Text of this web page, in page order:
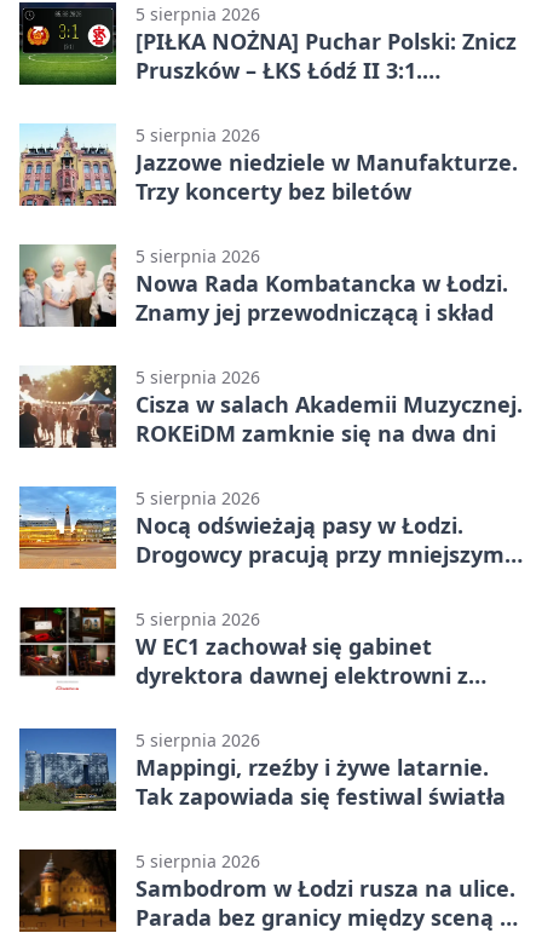
5 sierpnia 2026
[PIŁKA NOŻNA] Puchar Polski: Znicz
Pruszków – ŁKS Łódź II 3:1.
5 sierpnia 2026
Jazzowe niedziele w Manufakturze.
Trzy koncerty bez biletów
5 sierpnia 2026
Nowa Rada Kombatancka w Łodzi.
Znamy jej przewodniczącą i skład
5 sierpnia 2026
Cisza w salach Akademii Muzycznej.
ROKEiDM zamknie się na dwa dni
5 sierpnia 2026
Nocą odświeżają pasy w Łodzi.
Drogowcy pracują przy mniejszym
5 sierpnia 2026
W EC1 zachował się gabinet
dyrektora dawnej elektrowni z
5 sierpnia 2026
Mappingi, rzeźby i żywe latarnie.
Tak zapowiada się festiwal światła
5 sierpnia 2026
Sambodrom w Łodzi rusza na ulice.
Parada bez granicy między sceną a